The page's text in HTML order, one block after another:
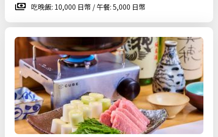
吃晚飯: 10,000 日幣 / 午餐: 5,000 日幣